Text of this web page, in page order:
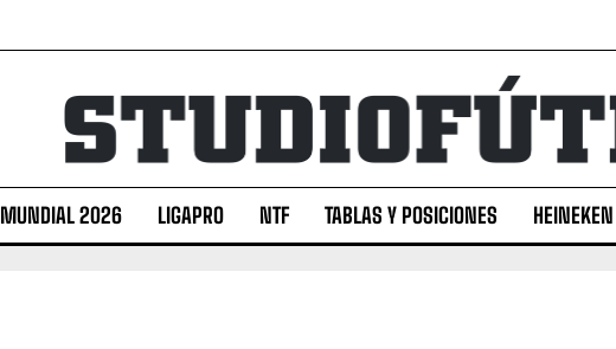
MUNDIAL 2026 LIGAPRO NTF TABLAS Y POSICIONES